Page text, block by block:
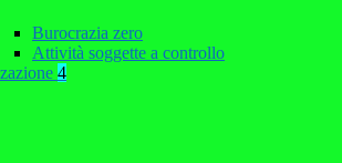
Burocrazia zero
Attività soggette a controllo
4